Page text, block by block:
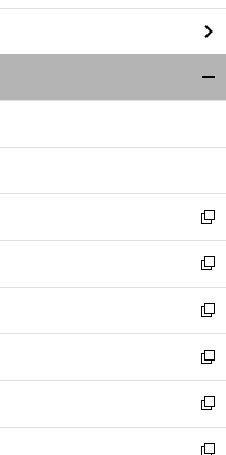
し
い
ウ
ィ
ン
ウ
開
く
新
し
い
ウ
ィ
ン
ド
ウ
で
開
く
新
し
い
ウ
ィ
ン
ド
ウ
で
新
し
い
ウ
ィ
ン
新
し
い
ウ
新
し